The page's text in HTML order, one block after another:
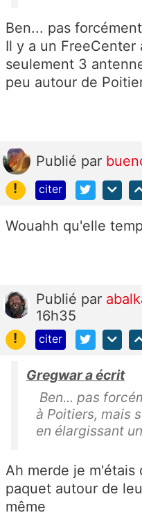
Ben... pas
Il y a un FreeCenter
seulement 3
peu autour de
Publié par
!
citer
Wouahh qu'elle
Publié par
16h35
!
citer
Gregwar a écrit
Ben... pas
à Poitiers, mais
en élargissant
Ah merde je
paquet autour de
même